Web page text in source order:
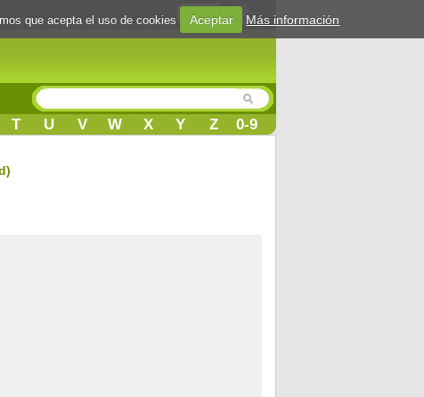
Login
T U V W X Y Z 0-9
que acepta el uso de cookies Aceptar Más información